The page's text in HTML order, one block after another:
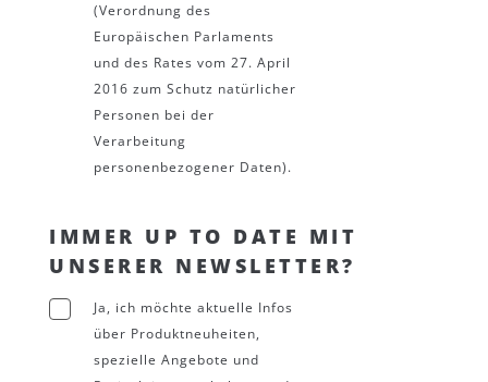
(Verordnung des
Europäischen Parlaments
und des Rates vom 27. April
2016 zum Schutz natürlicher
Personen bei der
Verarbeitung
personenbezogener Daten).
IMMER UP TO DATE MIT
UNSERER NEWSLETTER?
Ja, ich möchte aktuelle Infos
über Produktneuheiten,
spezielle Angebote und